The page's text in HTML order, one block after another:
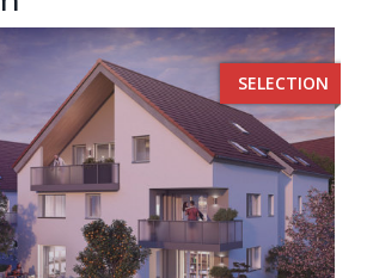
SELECTION